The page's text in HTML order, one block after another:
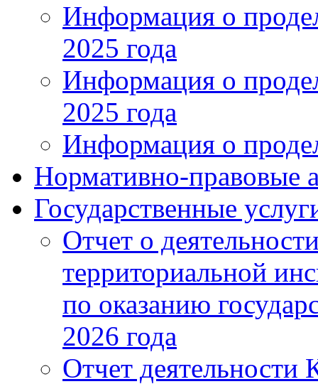
Информация о
2025 года
Информация о
2025 года
Информация о
Нормативно-правовые
Государственные
Отчет о
территориальной
по оказанию
2026 года
Отчет деятельности